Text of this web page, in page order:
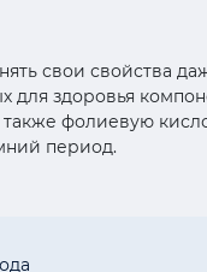
свои свойства
для здоровья
фолиевую
период.